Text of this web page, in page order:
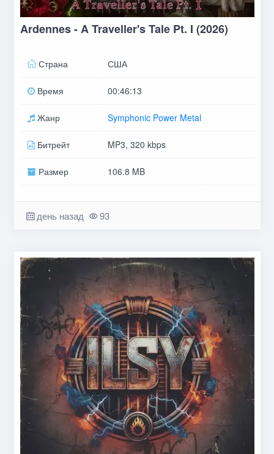
Ardennes - A Traveller's Tale Pt. I (2026)
Страна США
Время 00:46:13
Жанр Symphonic Power Metal
Битрейт MP3, 320 kbps
Размер 106.8 MB
день назад 93